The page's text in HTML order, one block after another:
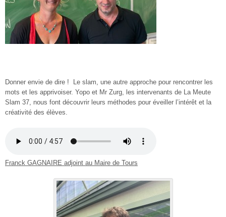
Donner envie de dire ! Le slam, une autre approche pour rencontrer les
mots et les apprivoiser. Yopo et Mr Zurg, les intervenants de La Meute
Slam 37, nous font découvrir leurs méthodes pour éveiller l’intérêt et la
créativité des élèves.
Franck GAGNAIRE adjoint au Maire de Tours